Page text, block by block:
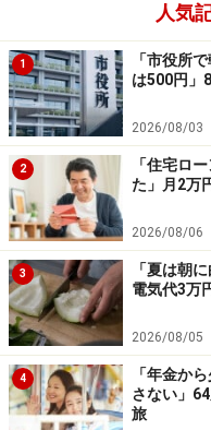
※エピソードは投稿者
ビスや金額などの情報
※投稿エピソードのた
ではございません
※記事内容は執筆時点のも
い。
本記事の内容は一般的な情
商品や投資行動を推奨する
投資や資産運用に関する
行ってください。
掲載情報の正確性・完全性
が、その内容を保証するも
などについて当社は一切の
最新の情報や詳細について
の公式情報をご確認くださ
【編集部からのお知らせ】
人気
1
「市役所
は500円」
2026/08/03
2
「住宅ロ
た」月2万
2026/08/06
3
「夏は朝
電気代3万
2026/08/05
4
「年金か
さない」
旅